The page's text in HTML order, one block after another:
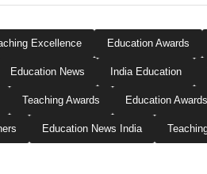
Excellence Education Awards
Education News India Education
Teaching Awards Education
Education News India